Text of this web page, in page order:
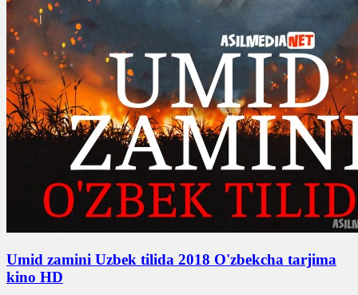
Umid zamini Uzbek tilida 2018 O'zbekcha tarjima
kino HD